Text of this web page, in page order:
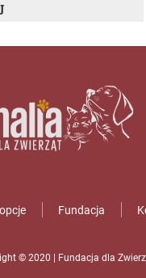
Fundacja
© 2020 | Fundacja dla